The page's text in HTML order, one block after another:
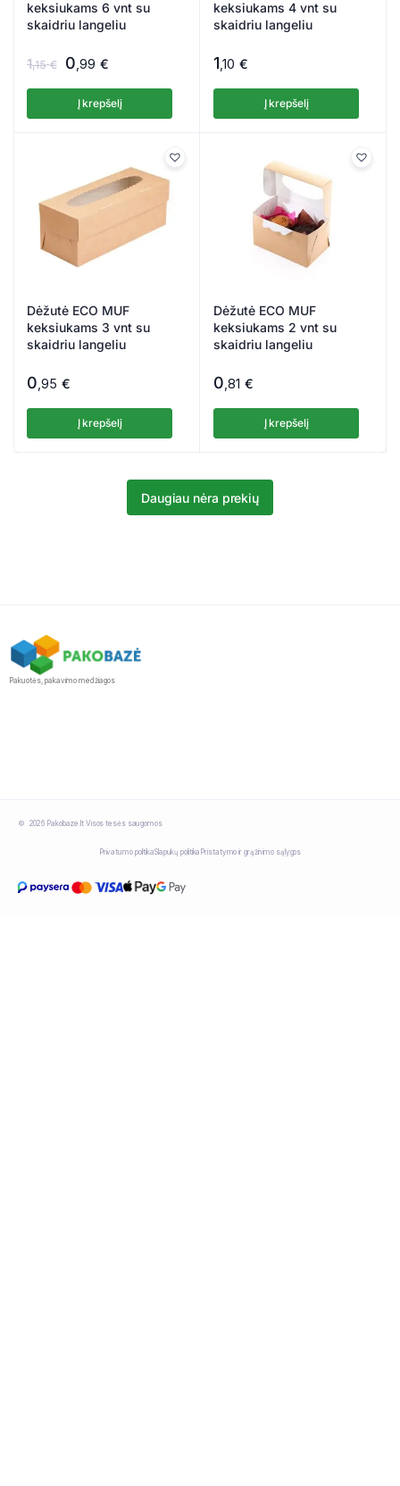
keksiukams 6 vnt su
skaidriu langeliu
1,15 € 0 ,99 €
Į krepšelį
keksiukams 4 vnt su
skaidriu langeliu
1 ,10 €
Į krepšelį
Dėžutė ECO MUF
keksiukams 3 vnt su
skaidriu langeliu
0 ,95 €
Į krepšelį
Dėžutė ECO MUF
keksiukams 2 vnt su
skaidriu langeliu
0 ,81 €
Į krepšelį
Daugiau nėra prekių
Pakuotės, pakavimo medžiagos
2026 Pakobaze.lt Visos tesės saugomos
Privatumo politikaSlapukų politika Pristatymo ir grąžinimo sąlygos